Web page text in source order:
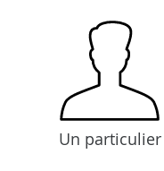
Un particulier